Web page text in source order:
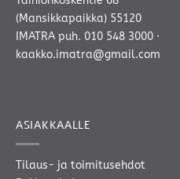
(Mansikkapaikka) 55120
IMATRA puh. 010 548 3000 ·
kaakko.imatra@gmail.com
ASIAKKAALLE
Tilaus- ja toimitusehdot